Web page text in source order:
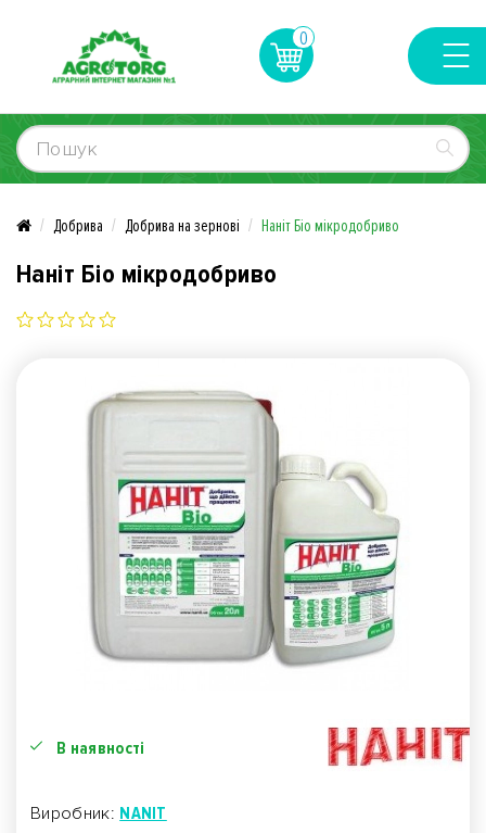
0
Добрива Добрива на зернові Наніт Біо мікродобриво
Наніт Біо мікродобриво
В наявності
Виробник: NANIT